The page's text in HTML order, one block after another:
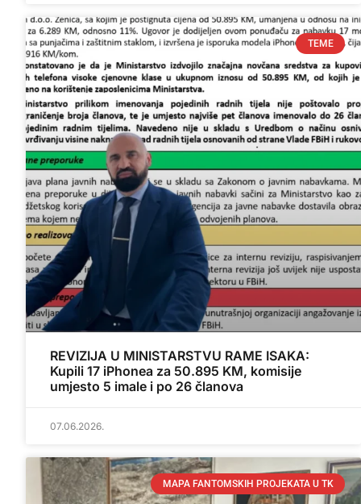
TEME
REVIZIJA U MINISTARSTVU RAME ISAKA:
Kupili 17 iPhonea za 50.895 KM, komisije
umjesto 5 imale i po 26 članova
07.06.2026.
MAPA FANTOMSKIH PROJEKATA U TK